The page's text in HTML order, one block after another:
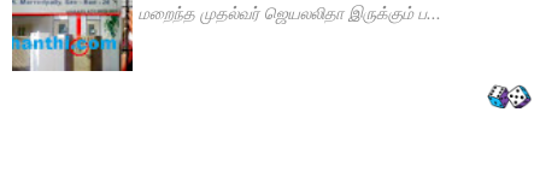
மறைந்த முதல்வர் ஜெயலலிதா இருக்கும் ப...